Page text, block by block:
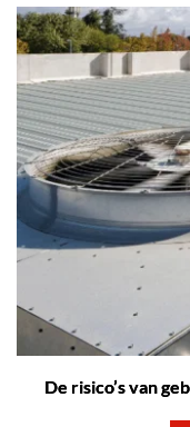
De risico’s van